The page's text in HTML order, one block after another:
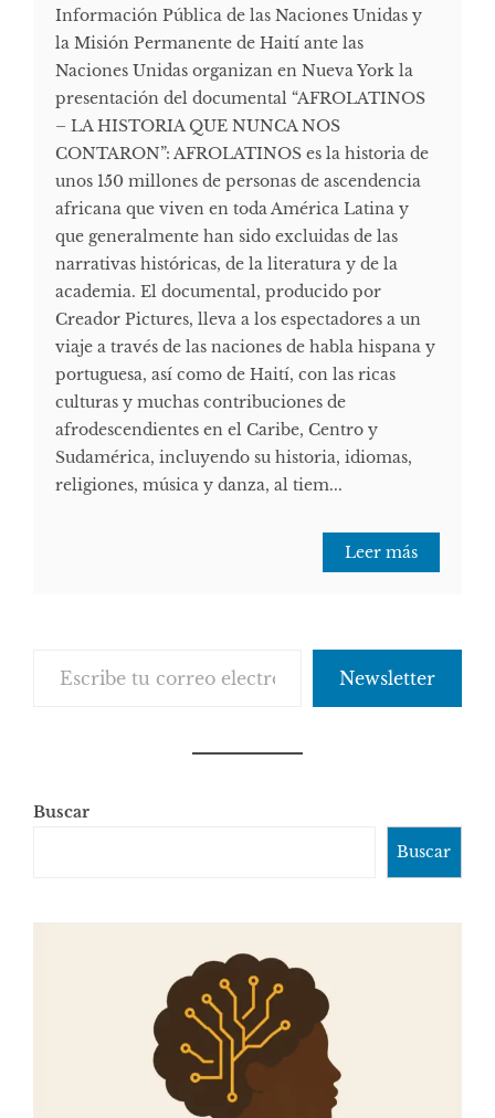
Información Pública de las Naciones Unidas y
la Misión Permanente de Haití ante las
Naciones Unidas organizan en Nueva York la
presentación del documental “AFROLATINOS
– LA HISTORIA QUE NUNCA NOS
CONTARON”: AFROLATINOS es la historia de
unos 150 millones de personas de ascendencia
africana que viven en toda América Latina y
que generalmente han sido excluidas de las
narrativas históricas, de la literatura y de la
academia. El documental, producido por
Creador Pictures, lleva a los espectadores a un
viaje a través de las naciones de habla hispana y
portuguesa, así como de Haití, con las ricas
culturas y muchas contribuciones de
afrodescendientes en el Caribe, Centro y
Sudamérica, incluyendo su historia, idiomas,
religiones, música y danza, al tiem...
Leer más
Newsletter
Buscar
Buscar